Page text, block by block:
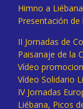
Himno a Liébana
Presentación de
II Jornadas de
Paisanaje de la
Vídeo
Vídeo Solidario
IV Jornadas
Liébana, Picos